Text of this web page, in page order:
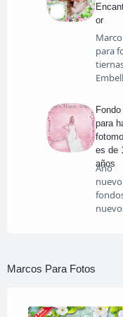
or
Marco
para
c…
Fondo
para
es de
años
Año
Marcos Para Fotos